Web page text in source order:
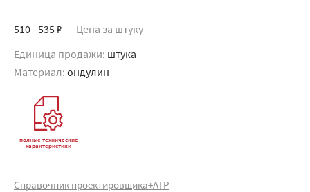
510 - 535 ₽ Цена за штуку
Единица продажи: штука
Материал: ондулин
полные технические
характеристики
Справочник проектировщика+АТР